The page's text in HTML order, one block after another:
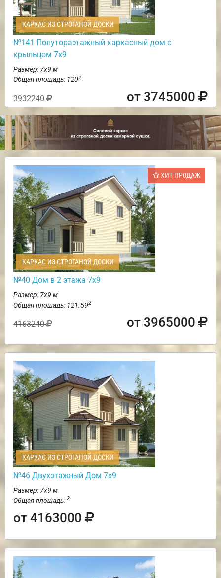
КАРКАС ИЗ СТРОГАНОЙ ДОСКИ
№141 Полутораэтажный каркасный дом с
крыльцом 7х9
Размер: 7х9 м
Общая площадь: 1202
3932240 от 3745000
ХИТ ПРОДАЖ
КАРКАС ИЗ СТРОГАНОЙ ДОСКИ
№40 Дом в 2 этажа 7х9
Размер: 7х9 м
Общая площадь: 121.592
4163240 от 3965000
КАРКАС ИЗ СТРОГАНОЙ ДОСКИ
№46 Двухэтажный Дом 7х9
Размер: 7х9 м
Общая площадь: 2
от 4163000